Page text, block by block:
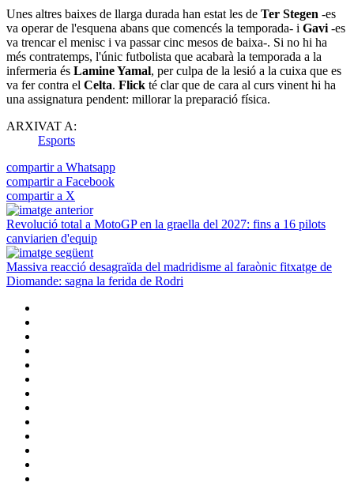
Unes altres baixes de llarga durada han estat les de Ter Stegen -es
va operar de l'esquena abans que comencés la temporada- i Gavi -es
va trencar el menisc i va passar cinc mesos de baixa-. Si no hi ha
més contratemps, l'únic futbolista que acabarà la temporada a la
infermeria és Lamine Yamal, per culpa de la lesió a la cuixa que es
va fer contra el Celta. Flick té clar que de cara al curs vinent hi ha
una assignatura pendent: millorar la preparació física.
ARXIVAT A:
Esports
compartir a Whatsapp
compartir a Facebook
compartir a X
Revolució total a MotoGP en la graella del 2027: fins a 16 pilots
canviarien d'equip
Massiva reacció desagraïda del madridisme al faraònic fitxatge de
Diomande: sagna la ferida de Rodri